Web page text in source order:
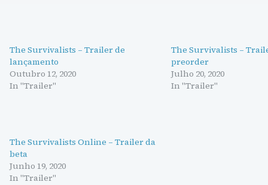
The Survivalists – Trailer de
lançamento
Outubro 12, 2020
In "Trailer"
The Survivalists –
preorder
Julho 20, 2020
In "Trailer"
The Survivalists Online – Trailer da
beta
Junho 19, 2020
In "Trailer"